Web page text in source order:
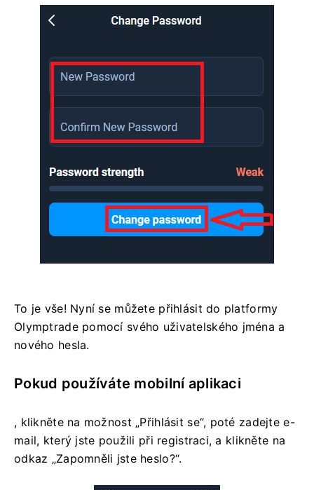
To je vše! Nyní se můžete přihlásit do platformy
Olymptrade pomocí svého uživatelského jména a
nového hesla.
Pokud používáte mobilní aplikaci
, klikněte na možnost „Přihlásit se“, poté zadejte e-
mail, který jste použili při registraci, a klikněte na
odkaz „Zapomněli jste heslo?“.